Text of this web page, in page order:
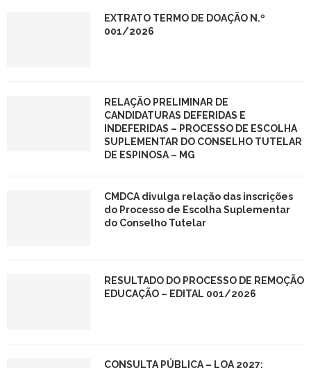
EXTRATO TERMO DE DOAÇÃO N.º
001/2026
RELAÇÃO PRELIMINAR DE
CANDIDATURAS DEFERIDAS E
INDEFERIDAS – PROCESSO DE ESCOLHA
SUPLEMENTAR DO CONSELHO TUTELAR
DE ESPINOSA – MG
CMDCA divulga relação das inscrições
do Processo de Escolha Suplementar
do Conselho Tutelar
RESULTADO DO PROCESSO DE REMOÇÃO
EDUCAÇÃO – EDITAL 001/2026
CONSULTA PÚBLICA – LOA 2027: